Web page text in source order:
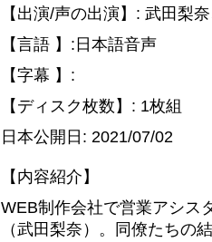
【出演/声の出演】: 武田梨
【言語 】:日本語音声
【字幕 】:
【ディスク枚数】: 1枚組
日本公開日: 2021/07/02
【内容紹介】
WEB制作会社で営業アシス
（武田梨奈）。同僚たちの